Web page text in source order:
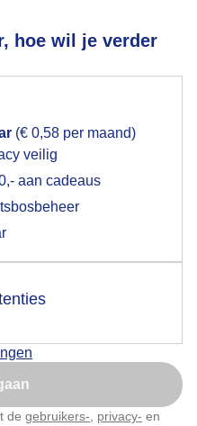
hoe wil je verder
(€ 0,58 per maand)
veilig
aan cadeaus
de gebruikers- privacy- en
voor het
op hebt gegeven,
uit je browser waarin
de popup
later
te passen